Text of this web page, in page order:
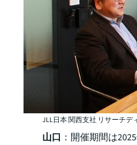
JLL日本 関西支社 リサーチデ
山口 ：開催期間は